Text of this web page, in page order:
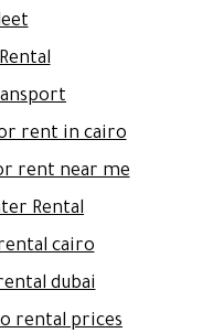
rent in cairo
rent near me
Rental
cairo
dubai
rental prices